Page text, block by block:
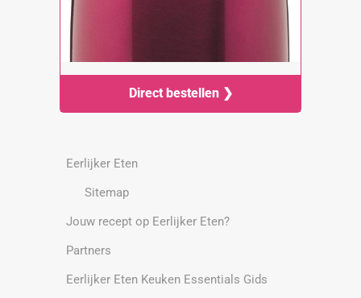
Direct bestellen ❯
Eerlijker Eten
Sitemap
Jouw recept op Eerlijker Eten?
Partners
Eerlijker Eten Keuken Essentials Gids